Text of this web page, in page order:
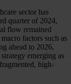
sector has
quarter of 2024,
flow remained
factors such as
ahead to 2026,
emerging as
high-